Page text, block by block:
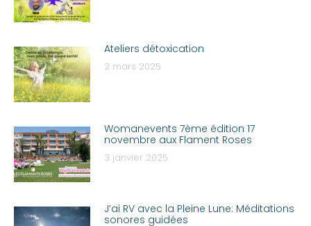
Ateliers détoxication
2 mars 2025
Womanevents 7ème édition 17
novembre aux Flament Roses
3 janvier 2025
J’ai RV avec la Pleine Lune: Méditations
sonores guidées